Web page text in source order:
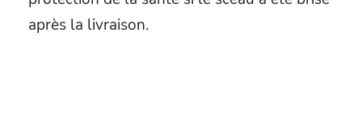
après la livraison.